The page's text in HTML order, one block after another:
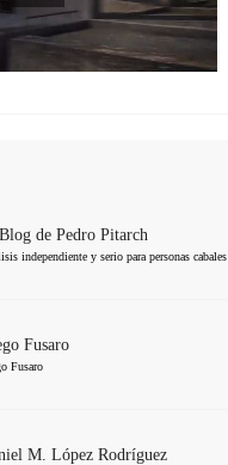
de Pedro Pitarch
independiente y serio para personas cabales
Fusaro
Fusaro
M. López Rodríguez